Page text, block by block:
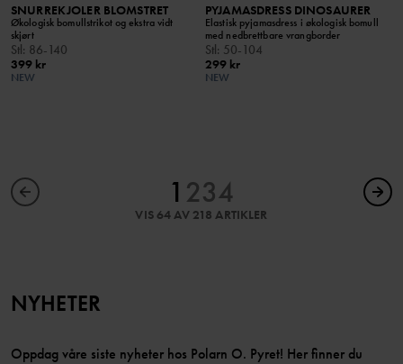
SNURREKJOLER BLOMSTRET
Økologisk bomullstrikot og ekstra vidt
skjørt
Stl: 86-140
399 kr
NEW
PYJAMASDRESS DINOSAURER
Elastisk pyjamasdress i økologisk bomull
med nedbrettbare vrangborder
Stl: 50-104
299 kr
NEW
1 234
VIS 64 AV 218 ARTIKLER
NYHETER
Oppdag våre siste nyheter hos Polarn O. Pyret! Her finner du